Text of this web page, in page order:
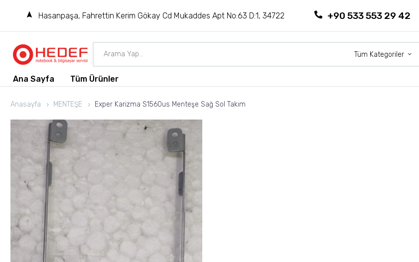
Hasanpaşa, Fahrettin Kerim Gökay Cd Mukaddes Apt No:63 D:1, 34722 +90 533 553 29 42
Tüm Kategoriler
Ana Sayfa Tüm Ürünler
Anasayfa MENTEŞE Exper Karizma S1560us Menteşe Sağ Sol Takım